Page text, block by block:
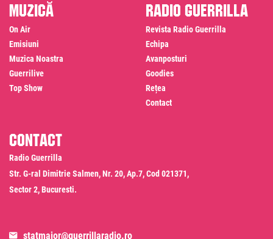
Muzică
On Air
Emisiuni
Muzica Noastra
Guerrilive
Top Show
Radio Guerrilla
Revista Radio Guerrilla
Echipa
Avanposturi
Goodies
Rețea
Contact
Contact
Radio Guerrilla
Str. G-ral Dimitrie Salmen, Nr. 20, Ap.7, Cod 021371,
Sector 2, Bucuresti.
statmajor@guerrillaradio.ro